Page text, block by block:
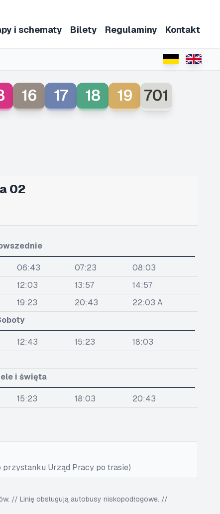
i schematy Bilety Regulaminy Kontakt
16 17 18 19 701
02
06:43 07:23
08:03
12:03 13:57
14:57
19:23 20:43
22:03 A
12:43 15:23
18:03
i święta
15:23 18:03
20:43
przystanku Urząd Pracy po trasie)
// Linię obsługują autobusy niskopodłogowe. //